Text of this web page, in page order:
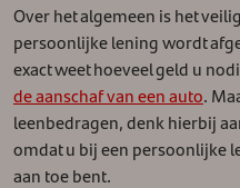
Over het algemeen is het
persoonlijke lening wordt
exact weet hoeveel geld u
de aanschaf van een auto.
leenbedragen, denk hierbij
omdat u bij een persoonlijke
aan toe bent.